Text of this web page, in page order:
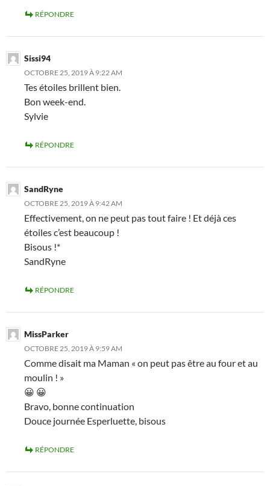
RÉPONDRE
Sissi94
OCTOBRE 25, 2019 À 9:22 AM
Tes étoiles brillent bien.
Bon week-end.
Sylvie
RÉPONDRE
SandRyne
OCTOBRE 25, 2019 À 9:42 AM
Effectivement, on ne peut pas tout faire ! Et déjà ces
étoiles c’est beaucoup !
Bisous !*
SandRyne
RÉPONDRE
MissParker
OCTOBRE 25, 2019 À 9:59 AM
Comme disait ma Maman « on peut pas être au four et au
moulin ! »
😀 😀
Bravo, bonne continuation
Douce journée Esperluette, bisous
RÉPONDRE